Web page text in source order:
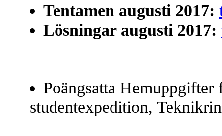
Tentamen augusti 2017:
Lösningar augusti 2017:
Poängsatta Hemuppgifter
studentexpedition,